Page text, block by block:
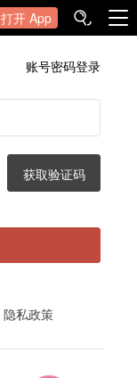
打开 App
账号密码登录
获取验证码
隐私政策